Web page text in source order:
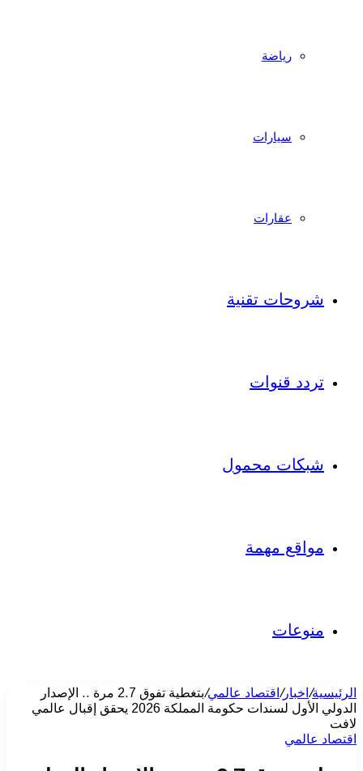
رياضة
سيارات
عقارات
شروحات تقنية
تردد قنوات
شبكات محمول
مواقع مهمة
منوعات
الرئيسية/ اخبار/ اقتصاد عالمي/
بتغطية تفوق 2.7 مرة .. الإصدار
الدولي الأول لسندات حكومة المملكة 2026 يحقق إقبال عالمي
لافت
اقتصاد عالمي